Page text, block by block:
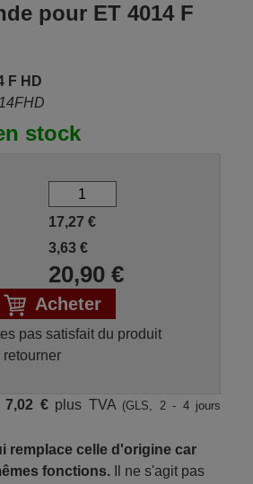
pour ET 4014 F
F HD
stock
17,27 €
3,63€
20,90€
Acheter
pas satisfait du produit
7,02 €plus TVA (GLS, 2 - 4 jours
remplace celle d'origine car
fonctions.Il ne s'agit pas